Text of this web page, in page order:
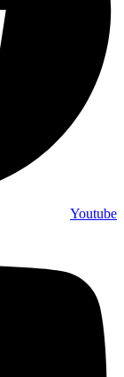
Youtube